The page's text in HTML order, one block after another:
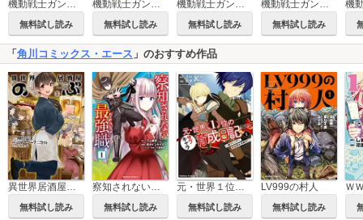
無料試し読み 無料試し読み 無料試し読み 無料試し読み
「 角川コミックス・エース 」のおすすめ作品
異世界居酒屋「のぶ」
無料試し読み
察知されない最強職
無料試し読み
元・世界１位のサブキャラ育成日記 ～廃プレイヤー、異世界を攻略中！～
無料試し読み
LV999の村人
無料試し読み